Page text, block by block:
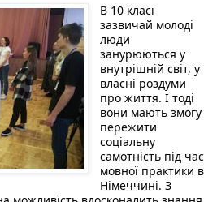
В 10 класі
зазвичай молоді
люди
занурюються у
внутрішній світ, у
власні роздуми
про життя. І тоді
вони мають змогу
пережити
соціальну
самотність під час
мовної практики в
Німеччині. З